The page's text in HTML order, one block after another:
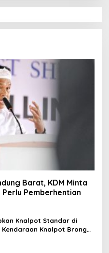
Barat, KDM Minta
Perlu Pemberhentian
Knalpot Standar di
Kendaraan Knalpot Brong
Ganti